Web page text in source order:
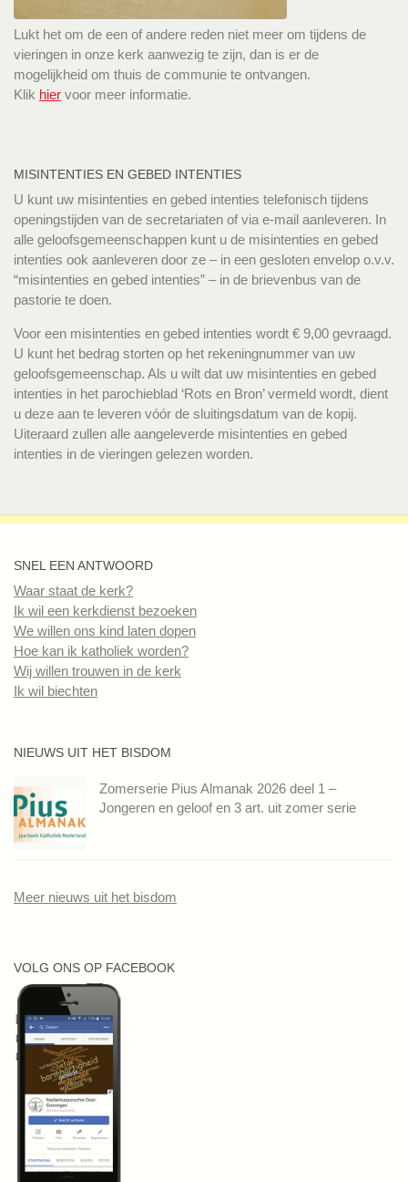
Lukt het om de een of andere reden niet meer om tijdens de
vieringen in onze kerk aanwezig te zijn, dan is er de
mogelijkheid om thuis de communie te ontvangen.
Klik hier voor meer informatie.
MISINTENTIES EN GEBED INTENTIES
U kunt uw misintenties en gebed intenties telefonisch tijdens
openingstijden van de secretariaten of via e-mail aanleveren. In
alle geloofsgemeenschappen kunt u de misintenties en gebed
intenties ook aanleveren door ze – in een gesloten envelop o.v.v.
“misintenties en gebed intenties” – in de brievenbus van de
pastorie te doen.
Voor een misintenties en gebed intenties wordt € 9,00 gevraagd.
U kunt het bedrag storten op het rekeningnummer van uw
geloofsgemeenschap. Als u wilt dat uw misintenties en gebed
intenties in het parochieblad ‘Rots en Bron’ vermeld wordt, dient
u deze aan te leveren vóór de sluitingsdatum van de kopij.
Uiteraard zullen alle aangeleverde misintenties en gebed
intenties in de vieringen gelezen worden.
SNEL EEN ANTWOORD
Waar staat de kerk?
Ik wil een kerkdienst bezoeken
We willen ons kind laten dopen
Hoe kan ik katholiek worden?
Wij willen trouwen in de kerk
Ik wil biechten
NIEUWS UIT HET BISDOM
Zomerserie Pius Almanak 2026 deel 1 –
Jongeren en geloof en 3 art. uit zomer serie
Meer nieuws uit het bisdom
VOLG ONS OP FACEBOOK